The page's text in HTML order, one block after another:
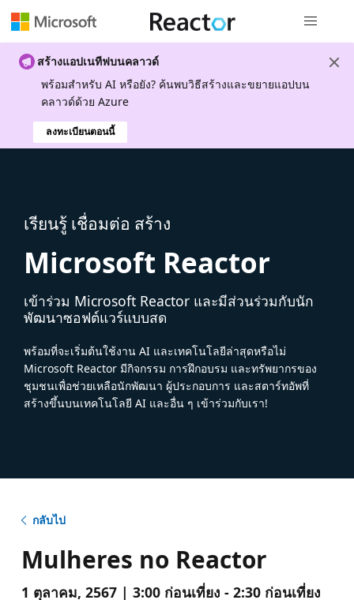
สร้างแอปเนทีฟบนคลาวด์
พร้อมสําหรับ AI หรือยัง? ค้นพบวิธีสร้างและขยายแอปบน
คลาวด์ด้วย Azure
ลงทะเบียนตอนนี้
เรียนรู้ เชื่อมต่อ สร้าง
Microsoft Reactor
เข้าร่วม Microsoft Reactor และมีส่วนร่วมกับนัก
พัฒนาซอฟต์แวร์แบบสด
พร้อมที่จะเริ่มต้นใช้งาน AI และเทคโนโลยีล่าสุดหรือไม่
Microsoft Reactor มีกิจกรรม การฝึกอบรม และทรัพยากรของ
ชุมชนเพื่อช่วยเหลือนักพัฒนา ผู้ประกอบการ และสตาร์ทอัพที่
สร้างขึ้นบนเทคโนโลยี AI และอื่น ๆ เข้าร่วมกับเรา!
กลับไป
Mulheres no Reactor
1 ตุลาคม, 2567 | 3:00 ก่อนเที่ยง - 2:30 ก่อนเที่ยง